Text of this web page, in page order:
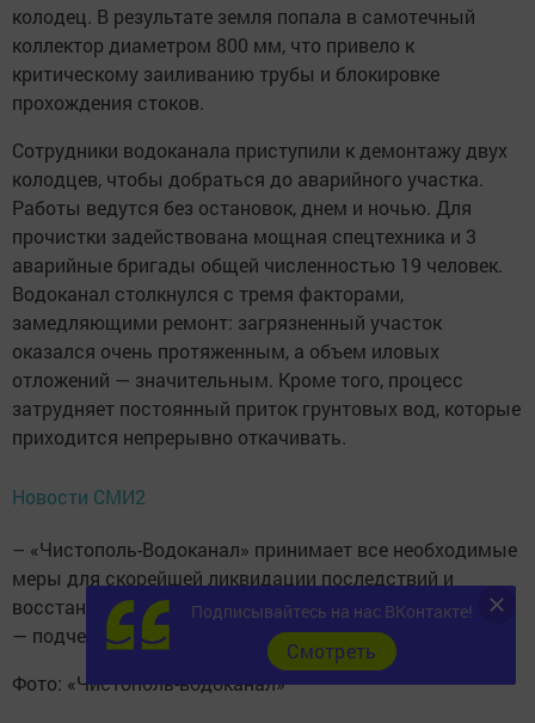
колодец. В результате земля попала в самотечный
коллектор диаметром 800 мм, что привело к
критическому заиливанию трубы и блокировке
прохождения стоков.
Сотрудники водоканала приступили к демонтажу двух
колодцев, чтобы добраться до аварийного участка.
Работы ведутся без остановок, днем и ночью. Для
прочистки задействована мощная спецтехника и 3
аварийные бригады общей численностью 19 человек.
Водоканал столкнулся с тремя факторами,
замедляющими ремонт: загрязненный участок
оказался очень протяженным, а объем иловых
отложений — значительным. Кроме того, процесс
затрудняет постоянный приток грунтовых вод, которые
приходится непрерывно откачивать.
Новости СМИ2
– «Чистополь-Водоканал» принимает все необходимые
меры для скорейшей ликвидации последствий и
восстановления нормативного режима водоотведения,
— подчеркнули в организации.
Фото: «Чистополь-водоканал»
Подписывайтесь на нас ВКонтакте!
Cмотреть